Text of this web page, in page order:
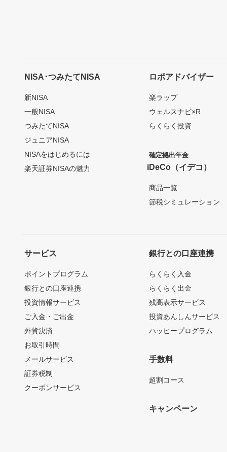
NISA･つみたてNISA
新NISA
一般NISA
つみたてNISA
ジュニアNISA
NISAをはじめるには
楽天証券NISAの魅力
ロボアドバイザー
楽ラップ
ウェルスナビ×R
らくらく投資
確定拠出年金
iDeCo（イデコ）
商品一覧
節税シミュレーション
サービス
ポイントプログラム
銀行との口座連携
投資情報サービス
ご入金・ご出金
外貨決済
お取引時間
メールサービス
証券税制
クーポンサービス
銀行との口座連携
らくらく入金
らくらく出金
残高表示サービス
投資あんしんサービス
ハッピープログラム
手数料
超割コース
キャンペーン